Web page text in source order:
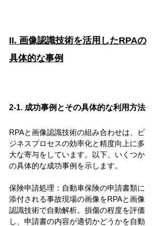
II. 画像認識技術を活用したRPAの
具体的な事例
2-1. 成功事例とその具体的な利用方法
RPAと画像認識技術の組み合わせは、ビ
ジネスプロセスの効率化と精度向上に多
大な寄与をしています。以下、いくつか
の具体的な成功事例を示します。
保険申請処理：自動車保険の申請書類に
添付される事故現場の画像をRPAと画像
認識技術で自動解析。損傷の程度を評価
し、申請書の内容が適切かどうかを自動